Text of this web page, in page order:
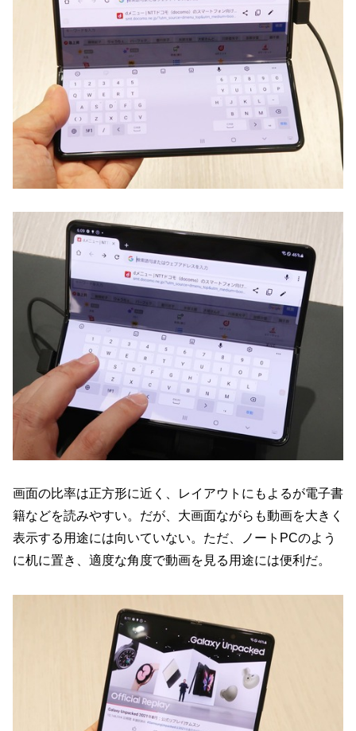
画面の比率は正方形に近く、レイアウトにもよるが電子書
籍などを読みやすい。だが、大画面ながらも動画を大きく
表示する用途には向いていない。ただ、ノートPCのよう
に机に置き、適度な角度で動画を見る用途には便利だ。